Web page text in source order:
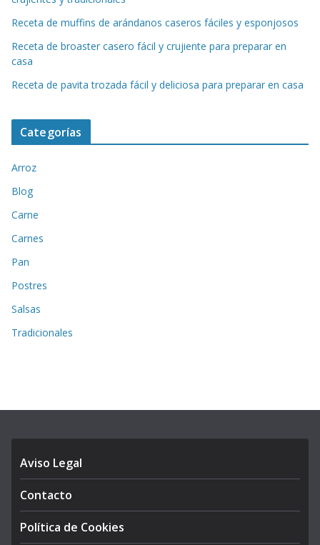
Receta de muffins de arándanos caseros fáciles y esponjosos
Receta de broaster casero fácil y crujiente para preparar en
casa
Receta de pavita trozada fácil y deliciosa para preparar en casa
Categorías
Arroz
Blog
Carne
Carnes
Pan
Postres
Salsas
Tradicionales
Aviso Legal
Contacto
Política de Cookies